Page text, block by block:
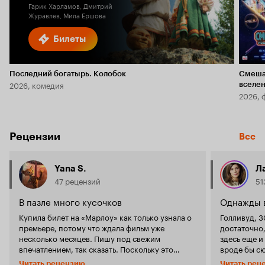
Билеты
Гарик Харламов, Дмитрий
Журавлев, Мила Ершова
Последний богатырь. Колобок
2026, комедия
2026,
Рецензии Все
Yana S.
47 рецензий
В пазле много кусочков
Купила билет на «Марлоу» как только узнала о
премьере, потому что ждала фильм уже
несколько месяцев. Пишу под свежим
впечатлением, так сказать. Поскольку это
экранизация книги (которую я, впрочем, не
Однажды
Голливуд,
здесь еще
вроде бы